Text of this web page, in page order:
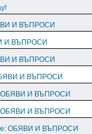
И ВЪПРОСИ
И ВЪПРОСИ
И ВЪПРОСИ
И ВЪПРОСИ
ОБЯВИ И ВЪПРОСИ
ОБЯВИ И ВЪПРОСИ
ОБЯВИ И ВЪПРОСИ